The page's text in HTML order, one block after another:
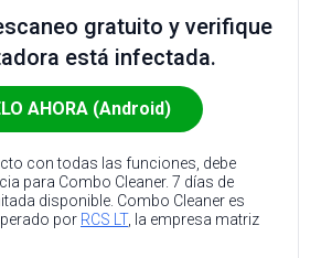
gratuito y verifique
está infectada.
AHORA (Android)
con todas las funciones, debe
para Combo Cleaner. 7 días de
disponible. Combo Cleaner es
por RCS LT, la empresa matriz